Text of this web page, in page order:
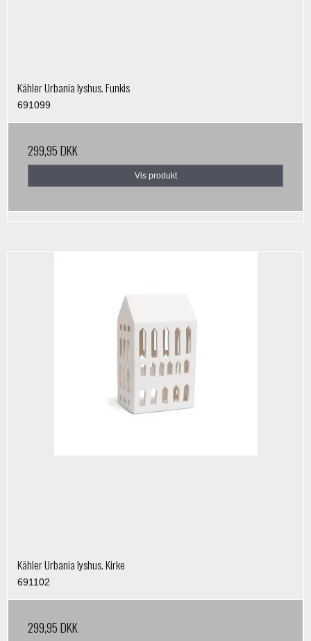
Kähler Urbania lyshus. Funkis
691099
299,95 DKK
Vis produkt
Kähler Urbania lyshus. Kirke
691102
299,95 DKK